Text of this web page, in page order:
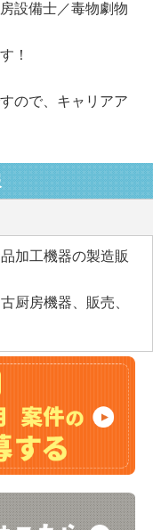
設備士／毒物劇物
！
ので、キャリアア
加工機器の製造販
厨房機器、販売、